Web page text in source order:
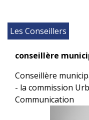
Les Conseillers
conseillère
Conseillère
- la commission
Communication